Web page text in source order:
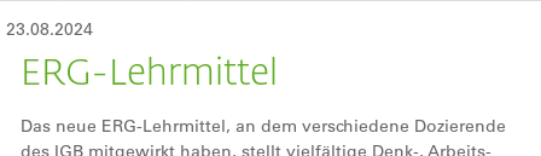
23.08.2024
ERG-Lehrmittel
Das neue ERG-Lehrmittel, an dem verschiedene Dozierende
des IGB mitgewirkt haben, stellt vielfältige Denk-, Arbeits-